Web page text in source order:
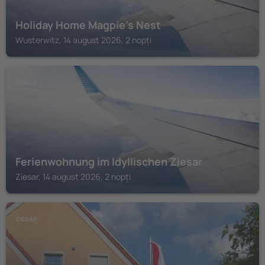
Holiday Home Magpie's Nest
Wusterwitz, 14 august 2026, 2 nopți
Ferienwohnung im Idyllischen Ziesar
Ziesar, 14 august 2026, 2 nopți
ZIESAR